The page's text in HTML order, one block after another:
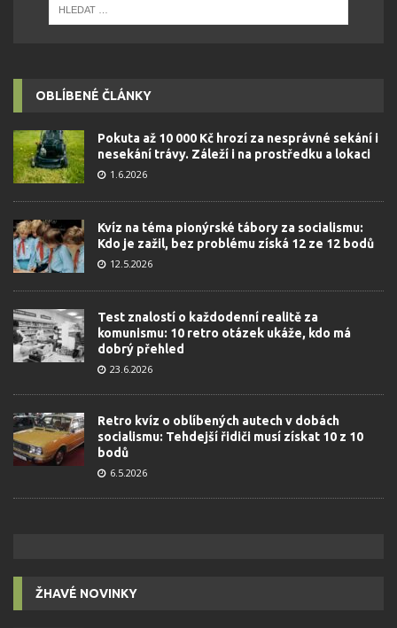
OBLÍBENÉ ČLÁNKY
Pokuta až 10 000 Kč hrozí za nesprávné sekání i
nesekání trávy. Záleží i na prostředku a lokaci
1.6.2026
Kvíz na téma pionýrské tábory za socialismu:
Kdo je zažil, bez problému získá 12 ze 12 bodů
12.5.2026
Test znalostí o každodenní realitě za
komunismu: 10 retro otázek ukáže, kdo má
dobrý přehled
23.6.2026
Retro kvíz o oblíbených autech v dobách
socialismu: Tehdejší řidiči musí získat 10 z 10
bodů
6.5.2026
ŽHAVÉ NOVINKY